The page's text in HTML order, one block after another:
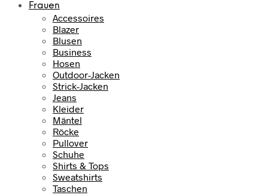
Frauen
Accessoires
Blazer
Blusen
Business
Hosen
Outdoor-Jacken
Strick-Jacken
Jeans
Kleider
Mäntel
Röcke
Pullover
Schuhe
Shirts & Tops
Sweatshirts
Taschen